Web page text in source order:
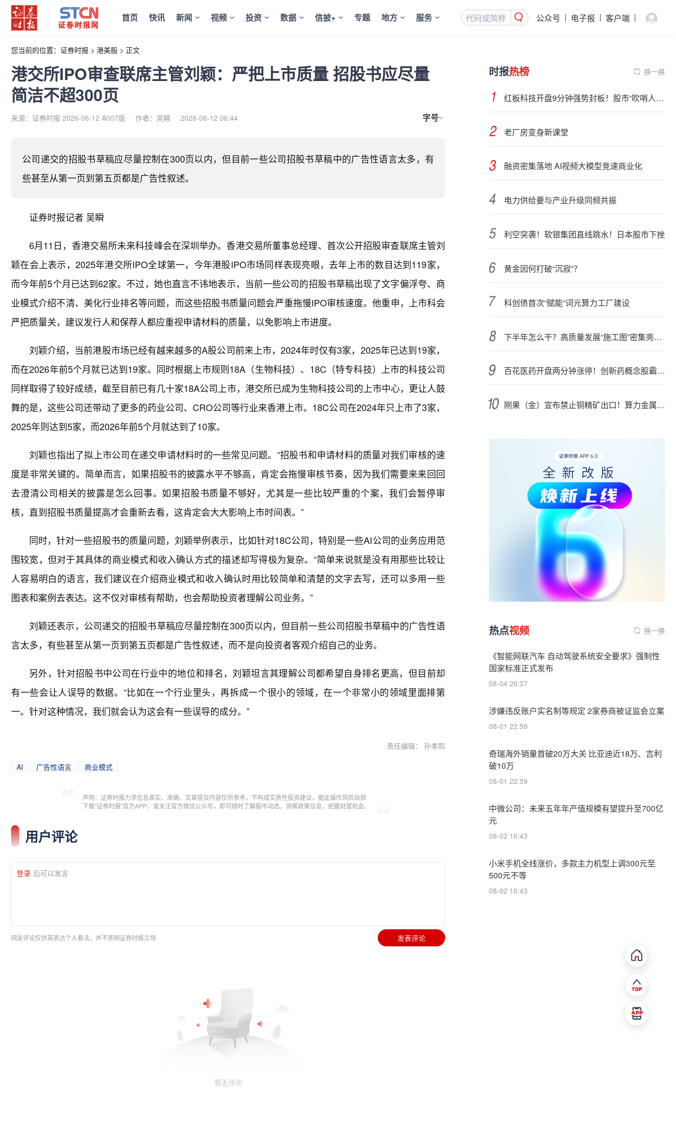
首页 快讯 新闻 视频 投资 数据 信披+ 专题 地方 服务 公众号 电子报 客户端
您当前的位置： 证券时报 > 港美股 > 正文
港交所IPO审查联席主管刘颖：严把上市质量 招股书应尽量
简洁不超300页
来源：证券时报 2026-06-12 A007版 作者：吴瞬 2026-06-12 06:44 字号
公司递交的招股书草稿应尽量控制在300页以内，但目前一些公司招股书草稿中的广告性语言太多，有
些甚至从第一页到第五页都是广告性叙述。
证券时报记者 吴瞬
6月11日，香港交易所未来科技峰会在深圳举办。香港交易所董事总经理、首次公开招股审查联席主管刘
颖在会上表示，2025年港交所IPO全球第一，今年港股IPO市场同样表现亮眼，去年上市的数目达到119家，
而今年前5个月已达到62家。不过，她也直言不讳地表示，当前一些公司的招股书草稿出现了文字偏浮夸、商
业模式介绍不清、美化行业排名等问题，而这些招股书质量问题会严重拖慢IPO审核速度。他重申，上市科会
严把质量关，建议发行人和保荐人都应重视申请材料的质量，以免影响上市进度。
刘颖介绍，当前港股市场已经有越来越多的A股公司前来上市，2024年时仅有3家，2025年已达到19家，
而在2026年前5个月就已达到19家。同时根据上市规则18A（生物科技）、18C（特专科技）上市的科技公司
同样取得了较好成绩，截至目前已有几十家18A公司上市，港交所已成为生物科技公司的上市中心，更让人鼓
舞的是，这些公司还带动了更多的药业公司、CRO公司等行业来香港上市。18C公司在2024年只上市了3家，
2025年则达到5家，而2026年前5个月就达到了10家。
刘颖也指出了拟上市公司在递交申请材料时的一些常见问题。“招股书和申请材料的质量对我们审核的速
度是非常关键的。简单而言，如果招股书的披露水平不够高，肯定会拖慢审核节奏，因为我们需要来来回回
去澄清公司相关的披露是怎么回事。如果招股书质量不够好，尤其是一些比较严重的个案，我们会暂停审
核，直到招股书质量提高才会重新去看，这肯定会大大影响上市时间表。”
同时，针对一些招股书的质量问题，刘颖举例表示，比如针对18C公司，特别是一些AI公司的业务应用范
围较宽，但对于其具体的商业模式和收入确认方式的描述却写得极为复杂。“简单来说就是没有用那些比较让
人容易明白的语言，我们建议在介绍商业模式和收入确认时用比较简单和清楚的文字去写，还可以多用一些
图表和案例去表达。这不仅对审核有帮助，也会帮助投资者理解公司业务。”
刘颖还表示，公司递交的招股书草稿应尽量控制在300页以内，但目前一些公司招股书草稿中的广告性语
言太多，有些甚至从第一页到第五页都是广告性叙述，而不是向投资者客观介绍自己的业务。
另外，针对招股书中公司在行业中的地位和排名，刘颖坦言其理解公司都希望自身排名更高，但目前却
有一些会让人误导的数据。“比如在一个行业里头，再拆成一个很小的领域，在一个非常小的领域里面排第
一。针对这种情况，我们就会认为这会有一些误导的成分。”
责任编辑： 孙孝熙
AI 广告性语言 商业模式
声明：证券时报力求信息真实、准确，文章提及内容仅供参考，不构成实质性投资建议，据此操作风险自担
下载"证券时报"官方APP，或关注官方微信公众号，即可随时了解股市动态，洞察政策信息，把握财富机会。
用户评论
登录 后可以发言
网友评论仅供其表达个人看法，并不表明证券时报立场 发表评论
暂无评论
时报热榜 换一换
红板科技开盘9分钟强势封板！股市“吹哨人”突然改口！市场风向变了？
老厂房变身新课堂
融资密集落地 AI视频大模型竞速商业化
电力供给要与产业升级同频共振
利空突袭！软银集团直线跳水！日本股市下挫
黄金因何打破“沉寂”？
科创债首次“赋能”词元算力工厂建设
下半年怎么干？高质量发展“施工图”密集亮相 聚焦主业提质增效 国资央企向AI要动能
百花医药开盘两分钟涨停！创新药概念股霸屏，业绩预喜股来了
刚果（金）宣布禁止铜精矿出口！算力金属影响多大？
热点视频 换一换
《智能网联汽车 自动驾驶系统安全要求》强制性
国家标准正式发布
08-04 20:37
涉嫌违反账户实名制等规定 2家券商被证监会立案
08-01 22:59
奇瑞海外销量首破20万大关 比亚迪近18万、吉利
破10万
08-01 22:59
中微公司：未来五年年产值规模有望提升至700亿
元
08-02 16:43
小米手机全线涨价，多款主力机型上调300元至
500元不等
08-02 16:43